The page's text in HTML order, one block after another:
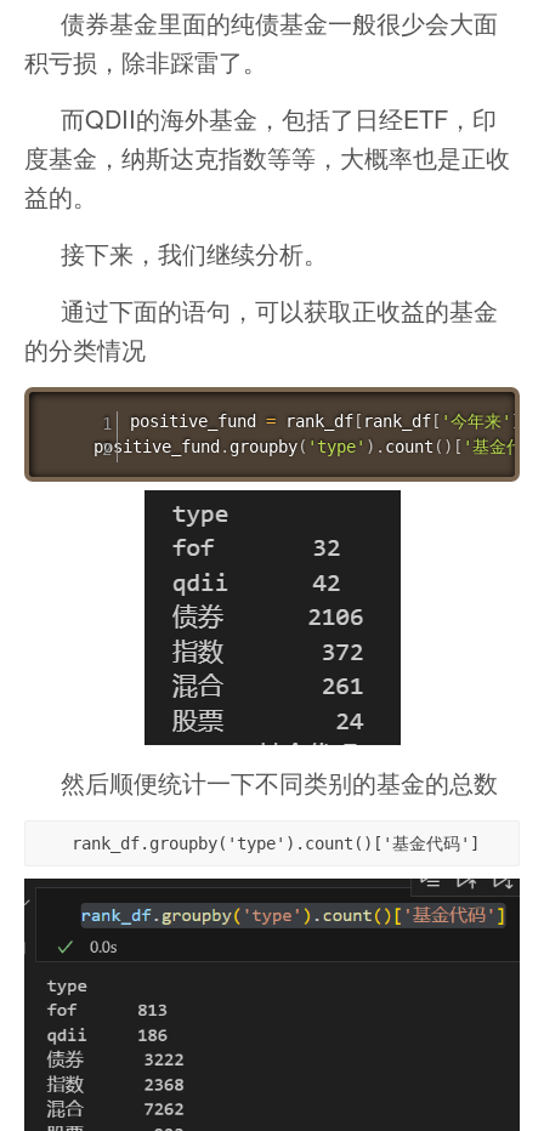
债券基金里面的纯债基金一般很少会大面
积亏损，除非踩雷了。
而QDII的海外基金，包括了日经ETF，印
度基金，纳斯达克指数等等，大概率也是正收
益的。
接下来，我们继续分析。
通过下面的语句，可以获取正收益的基金
的分类情况
positive_fund = rank_df [ rank_df [ '今年来' ]
positive_fund . groupby( 'type' ) . count ( ) [ '基金代
然后顺便统计一下不同类别的基金的总数
rank_df.groupby('type').count()['基金代码']